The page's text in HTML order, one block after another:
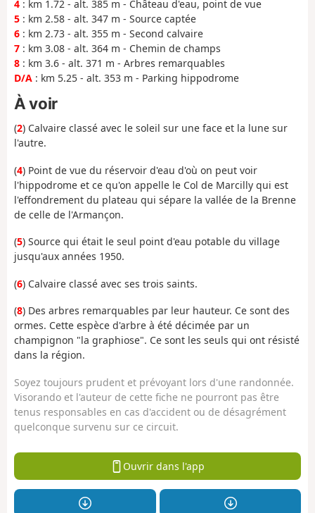
4 : km 1.72 - alt. 385 m - Château d'eau, point de vue
5 : km 2.58 - alt. 347 m - Source captée
6 : km 2.73 - alt. 355 m - Second calvaire
7 : km 3.08 - alt. 364 m - Chemin de champs
8 : km 3.6 - alt. 371 m - Arbres remarquables
D/A : km 5.25 - alt. 353 m - Parking hippodrome
À voir
(2) Calvaire classé avec le soleil sur une face et la lune sur
l'autre.
(4) Point de vue du réservoir d'eau d'où on peut voir
l'hippodrome et ce qu'on appelle le Col de Marcilly qui est
l'effondrement du plateau qui sépare la vallée de la Brenne
de celle de l'Armançon.
(5) Source qui était le seul point d'eau potable du village
jusqu'aux années 1950.
(6) Calvaire classé avec ses trois saints.
(8) Des arbres remarquables par leur hauteur. Ce sont des
ormes. Cette espèce d'arbre à été décimée par un
champignon "la graphiose". Ce sont les seuls qui ont résisté
dans la région.
Soyez toujours prudent et prévoyant lors d'une randonnée.
Visorando et l'auteur de cette fiche ne pourront pas être
tenus responsables en cas d'accident ou de désagrément
quelconque survenu sur ce circuit.
Ouvrir dans l'app